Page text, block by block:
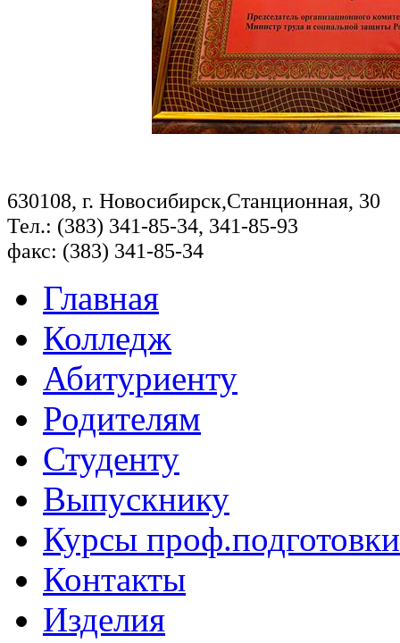
630108, г. Новосибирск,Станционная, 30
Тел.: (383) 341-85-34, 341-85-93
факс: (383) 341-85-34
Главная
Колледж
Абитуриенту
Родителям
Студенту
Выпускнику
Курсы проф.подготовки
Контакты
Изделия